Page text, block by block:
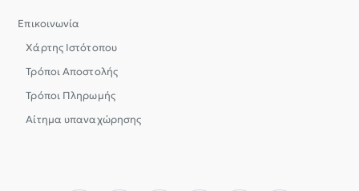
Επικοινωνία
Χάρτης Ιστότοπου
Τρόποι Αποστολής
Τρόποι Πληρωμής
Αίτημα υπαναχώρησης